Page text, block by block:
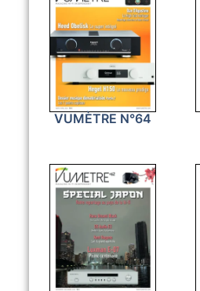
VUMÈTRE N°64